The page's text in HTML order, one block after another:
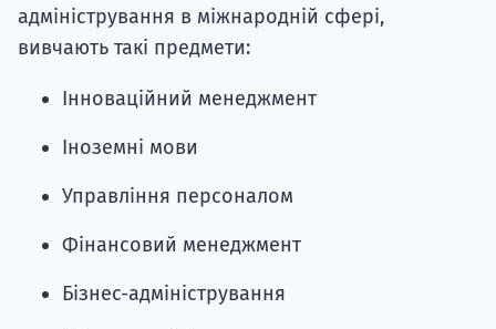
адміністрування в міжнародній сфері,
вивчають такі предмети:
Інноваційний менеджмент
Іноземні мови
Управління персоналом
Фінансовий менеджмент
Бізнес-адміністрування